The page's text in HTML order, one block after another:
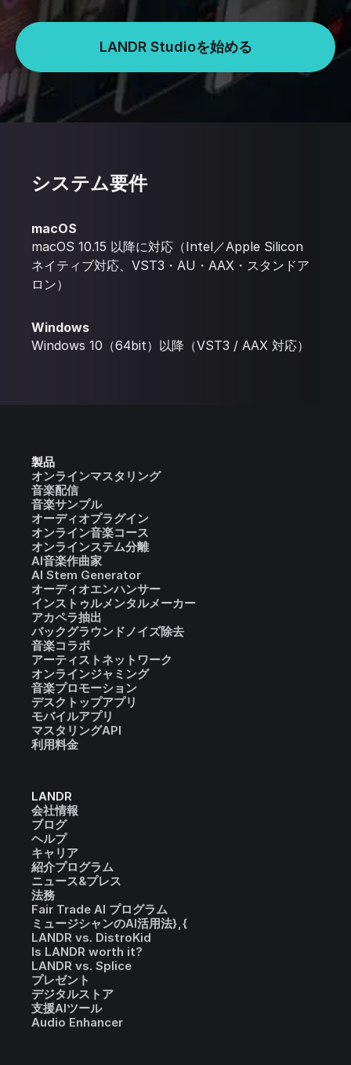
LANDR Studioを始める
システム要件
macOS
macOS 10.15 以降に対応（Intel／Apple Silicon
ネイティブ対応、VST3・AU・AAX・スタンドア
ロン）
Windows
Windows 10（64bit）以降（VST3 / AAX 対応）
製品
オンラインマスタリング
音楽配信
音楽サンプル
オーディオプラグイン
オンライン音楽コース
オンラインステム分離
AI音楽作曲家
AI Stem Generator
オーディオエンハンサー
インストゥルメンタルメーカー
アカペラ抽出
バックグラウンドノイズ除去
音楽コラボ
アーティストネットワーク
オンラインジャミング
音楽プロモーション
デスクトップアプリ
モバイルアプリ
マスタリングAPI
利用料金
LANDR
会社情報
ブログ
ヘルプ
キャリア
紹介プログラム
ニュース&プレス
法務
Fair Trade AI プログラム
ミュージシャンのAI活用法},{
LANDR vs. DistroKid
Is LANDR worth it?
LANDR vs. Splice
プレゼント
デジタルストア
支援AIツール
Audio Enhancer